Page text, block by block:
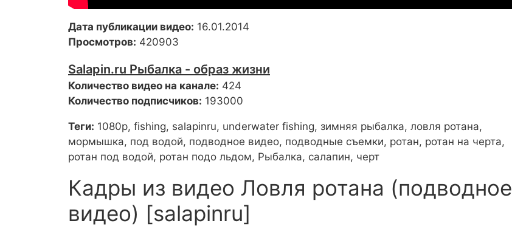
Дата публикации видео: 16.01.2014
Просмотров: 420903
Salapin.ru Рыбалка - образ жизни
Количество видео на канале: 424
Количество подписчиков: 193000
Теги: 1080p, fishing, salapinru, underwater fishing, зимняя рыбалка, ловля ротана,
мормышка, под водой, подводное видео, подводные съемки, ротан, ротан на черта,
ротан под водой, ротан подо льдом, Рыбалка, салапин, черт
Кадры из видео Ловля ротана (подводное
видео) [salapinru]